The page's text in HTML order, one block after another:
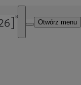
Otwórz menu
127 900 zł.